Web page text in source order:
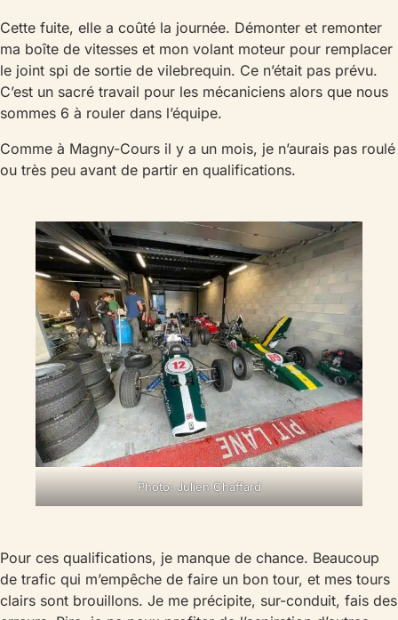
Cette fuite, elle a coûté la journée. Démonter et remonter
ma boîte de vitesses et mon volant moteur pour remplacer
le joint spi de sortie de vilebrequin. Ce n’était pas prévu.
C’est un sacré travail pour les mécaniciens alors que nous
sommes 6 à rouler dans l’équipe.
Comme à Magny-Cours il y a un mois, je n’aurais pas roulé
ou très peu avant de partir en qualifications.
Photo: Julien Chaffard
Pour ces qualifications, je manque de chance. Beaucoup
de trafic qui m’empêche de faire un bon tour, et mes tours
clairs sont brouillons. Je me précipite, sur-conduit, fais des